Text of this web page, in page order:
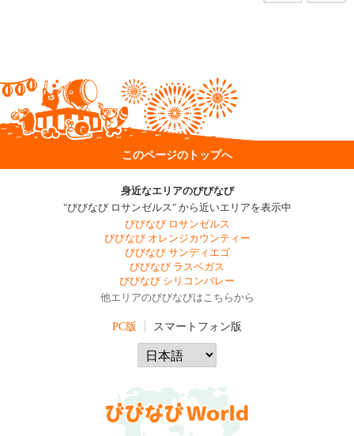
このページのトップへ
身近なエリアのびびなび
"びびなび ロサンゼルス" から近いエリアを表示中
びびなび ロサンゼルス
びびなび オレンジカウンティー
びびなび サンディエゴ
びびなび ラスベガス
びびなび シリコンバレー
他エリアのびびなびはこちらから
PC版 スマートフォン版